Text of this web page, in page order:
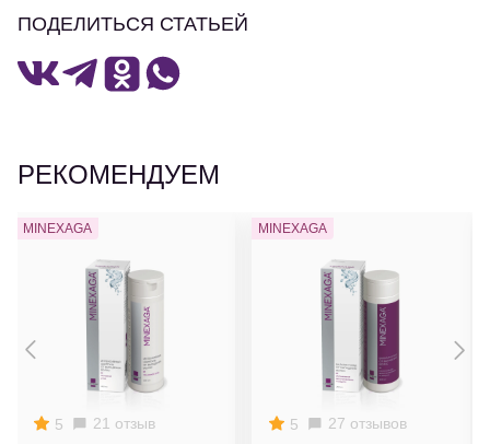
ПОДЕЛИТЬСЯ СТАТЬЕЙ
РЕКОМЕНДУЕМ
MINEXAGA
5
21 отзыв
MINEXAGA
5
27 отзывов